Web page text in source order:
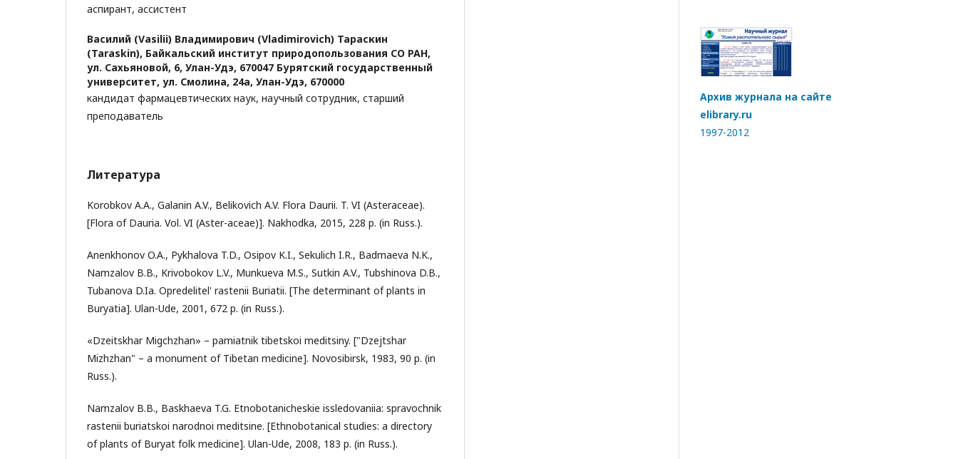
аспирант, ассистент
Василий (Vasilii) Владимирович (Vladimirovich) Тараскин
(Taraskin), Байкальский институт природопользования СО РАН,
ул. Сахьяновой, 6, Улан-Удэ, 670047 Бурятский государственный
университет, ул. Смолина, 24а, Улан-Удэ, 670000
кандидат фармацевтических наук, научный сотрудник, старший
преподаватель
Литература
Korobkov A.A., Galanin A.V., Belikovich A.V. Flora Daurii. T. VI (Asteraceae).
[Flora of Dauria. Vol. VI (Aster-aceae)]. Nakhodka, 2015, 228 p. (in Russ.).
Anenkhonov O.A., Pykhalova T.D., Osipov K.I., Sekulich I.R., Badmaeva N.K.,
Namzalov B.B., Krivobokov L.V., Munkueva M.S., Sutkin A.V., Tubshinova D.B.,
Tubanova D.Ia. Opredelitel' rastenii Buriatii. [The determinant of plants in
Buryatia]. Ulan-Ude, 2001, 672 p. (in Russ.).
«Dzeitskhar Migchzhan» – pamiatnik tibetskoi meditsiny. ["Dzejtshar
Mizhzhan" – a monument of Tibetan medicine]. Novosibirsk, 1983, 90 p. (in
Russ.).
Namzalov B.B., Baskhaeva T.G. Etnobotanicheskie issledovaniia: spravochnik
rastenii buriatskoi narodnoi meditsine. [Ethnobotanical studies: a directory
of plants of Buryat folk medicine]. Ulan-Ude, 2008, 183 p. (in Russ.).
Архив журнала на сайте
elibrary.ru
1997-2012